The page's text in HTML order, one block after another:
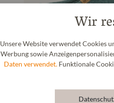
Wir
Unsere Website verwendet Cookies
Werbung sowie
Daten verwendet. Funktionale